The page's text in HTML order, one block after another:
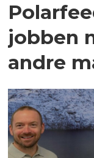
jobben
andre